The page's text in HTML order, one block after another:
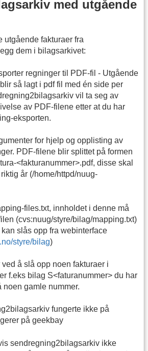
med utgående
utgående fakturaer fra
dem i bilagsarkivet:
regninger til PDF-fil - Utgående
så lagt i pdf fil med én side per
vil ta seg av
av PDF-filene etter at du har
eksporten.
for hjelp og opplisting av
PDF-filene blir splittet på formen
<fakturanummer>.pdf, disse skal
år (/home/httpd/nuug-
files.txt, innholdet i denne må
(cvs:nuug/styre/bilag/mapping.txt)
slås opp fra webinterface
styre/bilag)
å slå opp noen fakturaer i
f.eks bilag S<faturanummer> du har
noen gamle nummer.
fungerte ikke på
på geekbay
sendregning2bilagsarkiv ikke